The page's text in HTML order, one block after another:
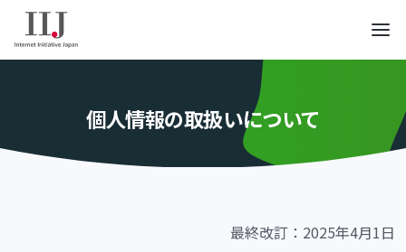
個人情報の取扱いについて
最終改訂：2025年4月1日